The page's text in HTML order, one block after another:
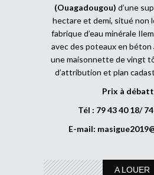
(Ouagadougou) d’une
hectare et demi, situé non
fabrique d’eau minérale
avec des poteaux en
une maisonnette de vingt
d’attribution et plan
Prix à
Tél : 79 43 40 18/
E-mail:
A LOUER